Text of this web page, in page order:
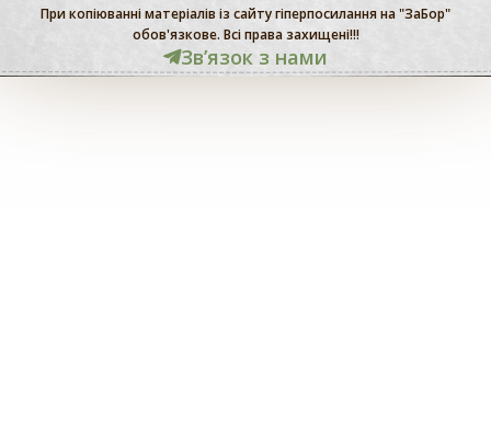
При копіюванні матеріалів із сайту гіперпосилання на "ЗаБор"
обов'язкове. Всі права захищені!!!
Звʼязок з нами